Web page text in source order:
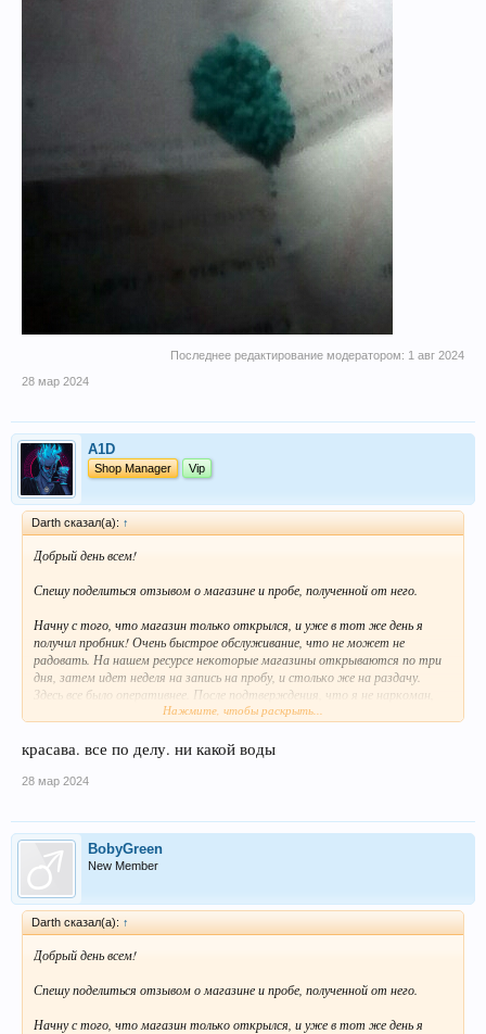
Последнее редактирование модератором: 1 авг 2024
28 мар 2024
A1D
Shop Manager Vip
Darth сказал(а): ↑
Добрый день всем!
Спешу поделиться отзывом о магазине и пробе, полученной от него.
Начну с того, что магазин только открылся, и уже в тот же день я
получил пробник! Очень быстрое обслуживание, что не может не
радовать. На нашем ресурсе некоторые магазины открываются по три
дня, затем идет неделя на запись на пробу, и столько же на раздачу.
Здесь все было оперативнее. После подтверждения, что я не наркоман,
мне выдали адрес в личные сообщения и пожелали удачи. Выехал с другом
оказалось очень удобно.
Ехал долго, сначала на пароме, затем на оленях, и наконец, место
было сделано отлично.
Упаковка простая: изолента и один зип-пакет. Нужно было бы два зипа,
немного просыпалось. Вещество синее, в камнях, вес 0,6 грамма —
довольно щедро для пробы.
Употреблял, как обычно, через сигареты. Вещество плавится нормально и
быстро. Эффект пришел мгновенно: легкая дрожь, повышенная
присутствовало, но умеренно.
Разделил пробу с другом, он был доволен.
Нажмите, чтобы раскрыть...
красава. все по делу. ни какой воды
28 мар 2024
BobyGreen
New Member
Darth сказал(а): ↑
Добрый день всем!
Спешу поделиться отзывом о магазине и пробе, полученной от него.
Начну с того, что магазин только открылся, и уже в тот же день я